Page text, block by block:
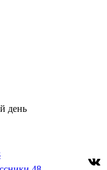
день
ВКонтакте